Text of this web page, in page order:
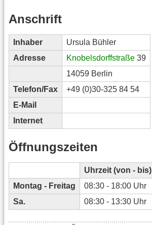
Anschrift
Inhaber
Ursula Bühler
Adresse
Knobelsdorffstraße 39
14059 Berlin
Telefon/Fax
+49 (0)30-325 84 54
E-Mail
Internet
Öffnungszeiten
Uhrzeit (von - bis)
Montag - Freitag
08:30 - 18:00 Uhr
Sa.
08:30 - 13:30 Uhr